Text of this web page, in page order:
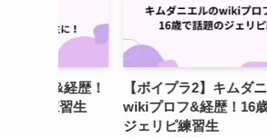
【ボイプラ2】キムダニエルの
wikiプロフ&経歴！16歳で話題の
ジェリピ練習生